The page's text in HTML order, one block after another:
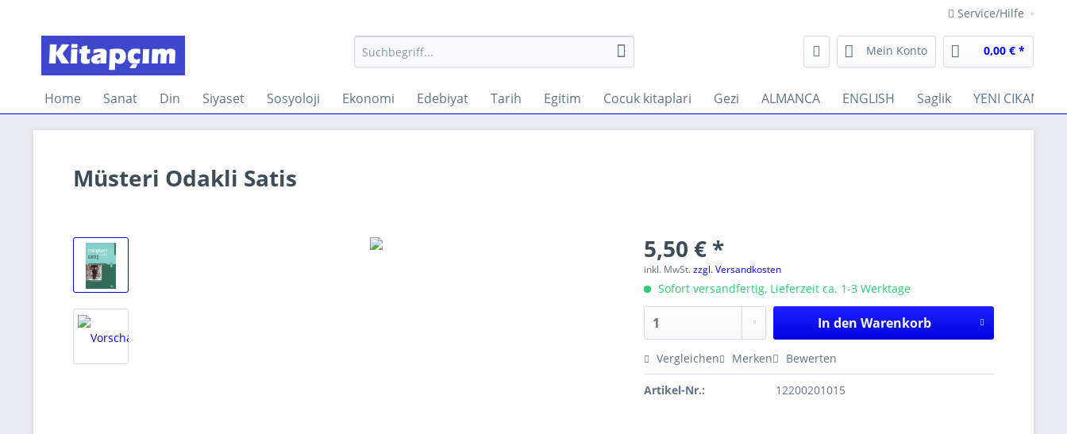
Service/Hilfe
Mein Konto 0,00 € *
Home Sanat Din Siyaset Sosyoloji Ekonomi Edebiyat Tarih Egitim Cocuk kitaplari Gezi ALMANCA ENGLISH Saglik YENI CIKANLAR
Müsteri Odakli Satis
5,50 € *
inkl. MwSt.zzgl. Versandkosten
Sofort versandfertig, Lieferzeit ca. 1-3 Werktage
In den Warenkorb
Vergleichen Merken Bewerten
Artikel-Nr.: 12200201015